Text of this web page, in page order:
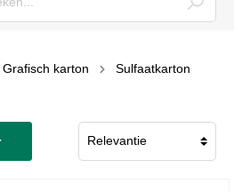
Grafisch karton Sulfaatkarton